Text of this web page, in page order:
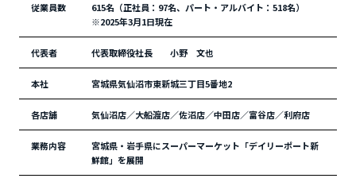
従業員数
615名（正社員：97名、パート・アルバイト：518名）
※2025年3月1日現在
代表者 代表取締役社長 小野 文也
本社 宮城県気仙沼市東新城三丁目5番地2
各店舗 気仙沼店／大船渡店／佐沼店／中田店／富谷店／利府店
業務内容
宮城県・岩手県にスーパーマーケット「デイリーポート新
鮮館」を展開